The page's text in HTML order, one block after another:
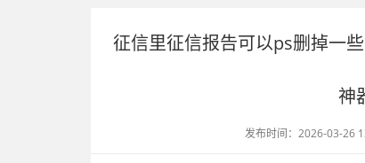
征信里征信报告可以ps删掉一
神
发布时间：2026-03-26